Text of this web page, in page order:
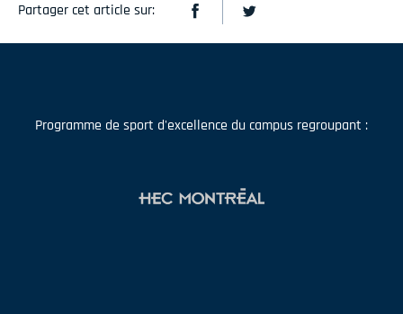
Partager cet article sur:
Programme de sport d'excellence du campus regroupant :